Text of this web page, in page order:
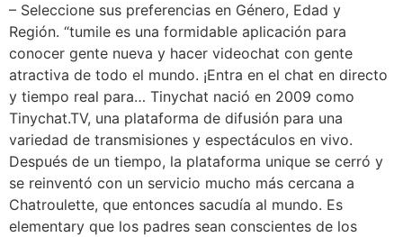
– Seleccione sus preferencias en Género, Edad y
Región. “tumile es una formidable aplicación para
conocer gente nueva y hacer videochat con gente
atractiva de todo el mundo. ¡Entra en el chat en directo
y tiempo real para… Tinychat nació en 2009 como
Tinychat.TV, una plataforma de difusión para una
variedad de transmisiones y espectáculos en vivo.
Después de un tiempo, la plataforma unique se cerró y
se reinventó con un servicio mucho más cercana a
Chatroulette, que entonces sacudía al mundo. Es
elementary que los padres sean conscientes de los